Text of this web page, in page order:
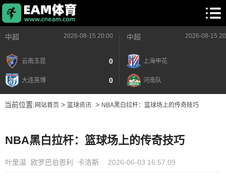
中超 2026-08-15 20:00
云南玉昆 0
大连英博 0
中超 2026-08-15
上海申花
河南队
当前位置: 网站首页> 篮球资讯> NBA黑白拉杆：篮球场上的传奇技巧
NBA黑白拉杆：篮球场上的传奇技巧
叶里温 欧罗巴伯恩利 卡洛斯 2026-06-03 16:57:09